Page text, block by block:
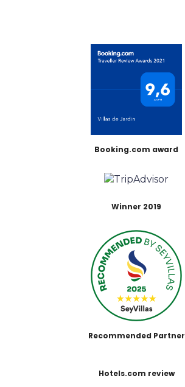
Booking.com award
Winner 2019
Recommended Partner
Hotels.com review